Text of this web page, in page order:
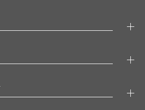
境・食品)
ート